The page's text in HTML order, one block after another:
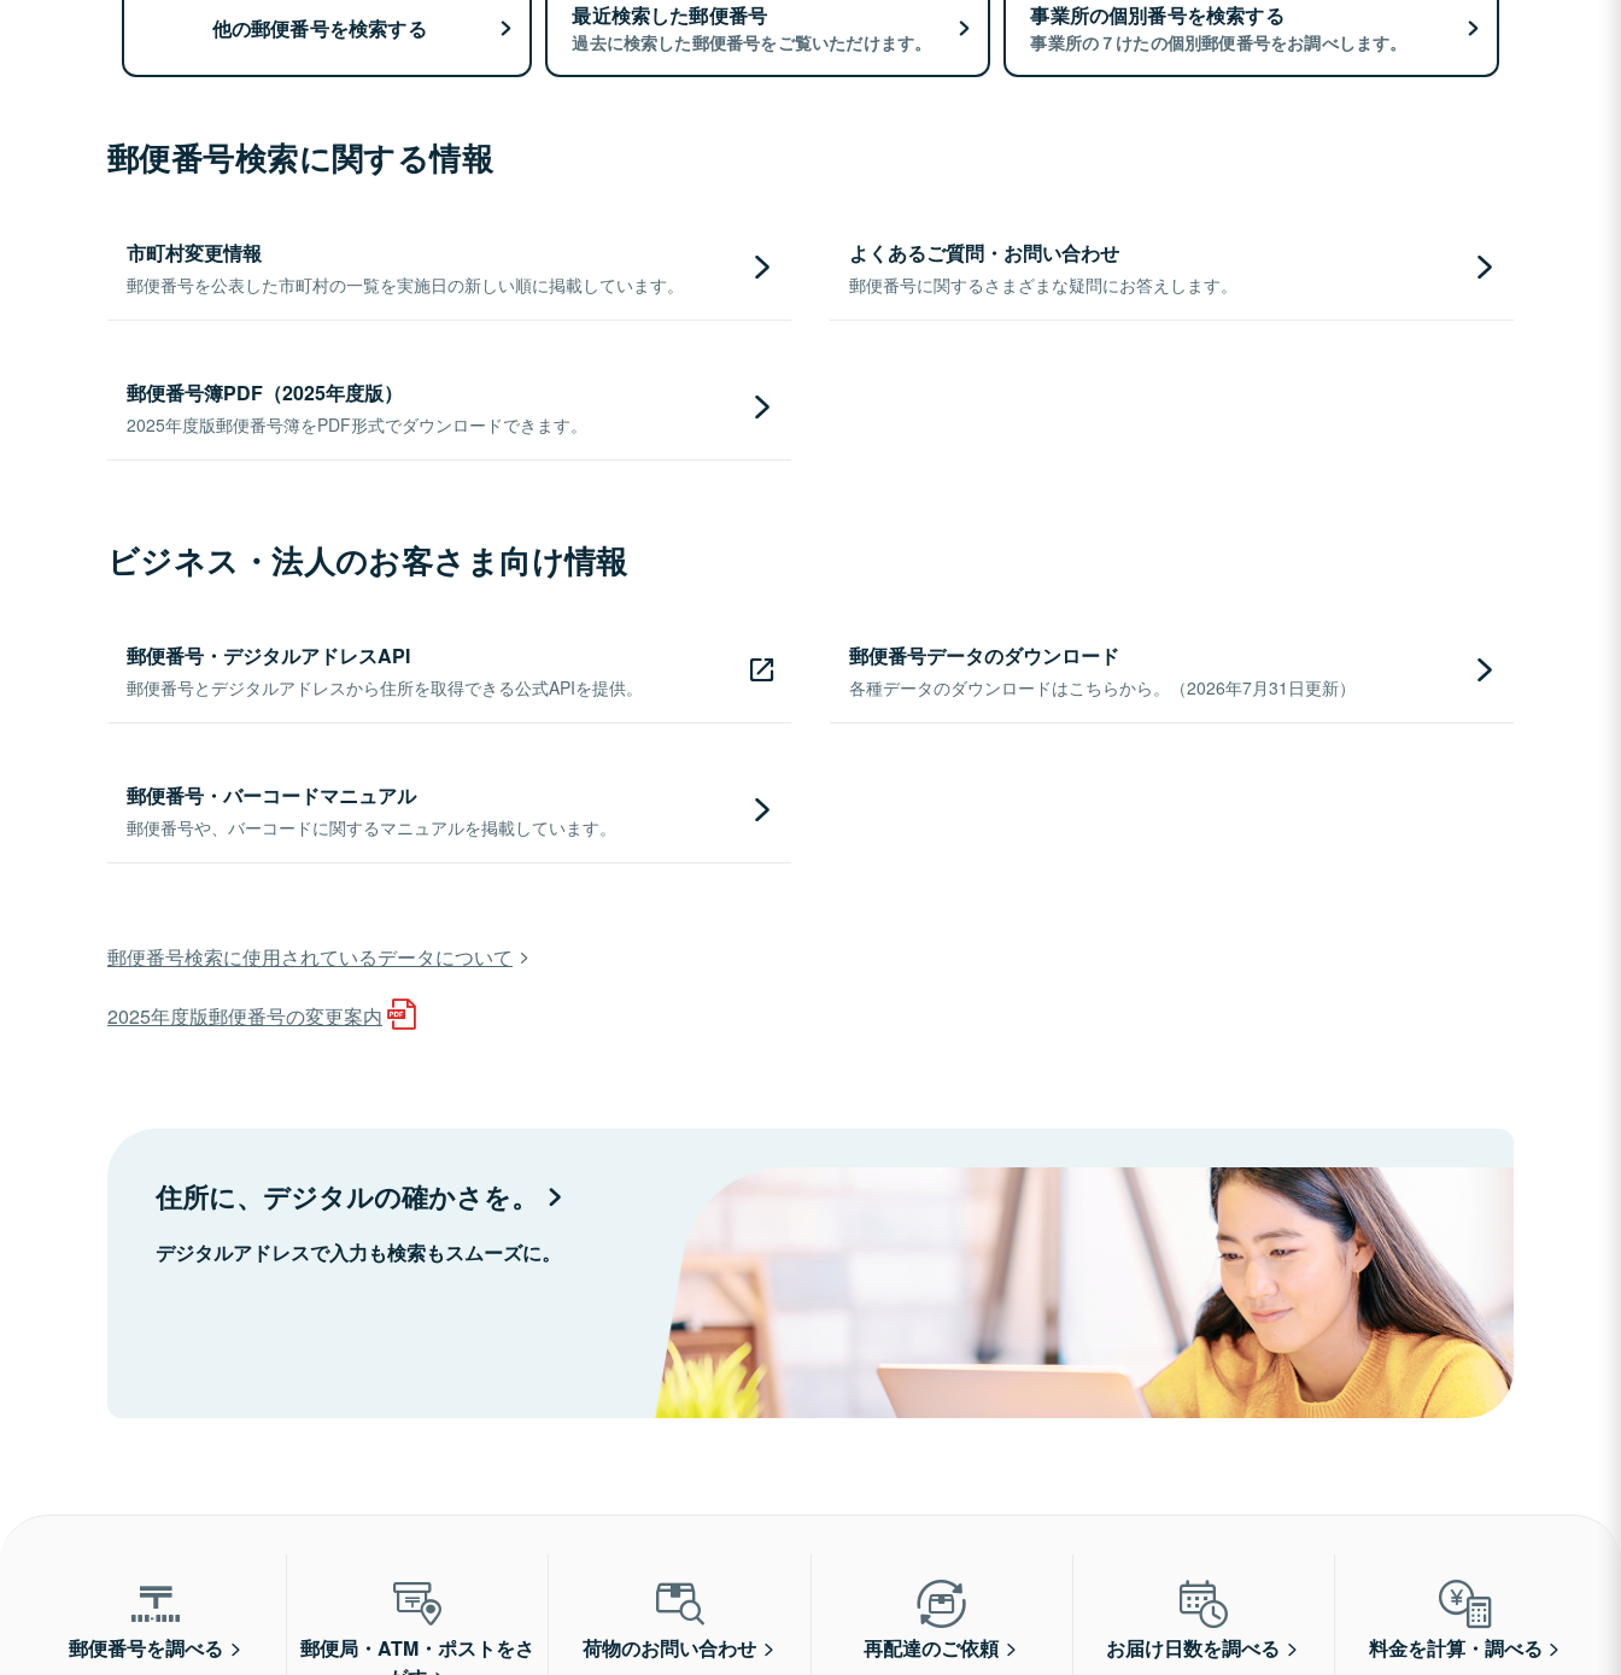
他の郵便番号を検索する 最近検索した郵便番号
過去に検索した郵便番号をご覧いただけます。
事業所の個別番号を検索する
事業所の７けたの個別郵便番号をお調べします。
郵便番号検索に関する情報
市町村変更情報
郵便番号を公表した市町村の一覧を実施日の新しい順に掲載しています。
よくあるご質問・お問い合わせ
郵便番号に関するさまざまな疑問にお答えします。
郵便番号簿PDF（2025年度版）
2025年度版郵便番号簿をPDF形式でダウンロードできます。
ビジネス・法人のお客さま向け情報
郵便番号・デジタルアドレスAPI
郵便番号とデジタルアドレスから住所を取得できる公式APIを提供。
郵便番号データのダウンロード
各種データのダウンロードはこちらから。（2026年7月31日更新）
郵便番号・バーコードマニュアル
郵便番号や、バーコードに関するマニュアルを掲載しています。
郵便番号検索に使用されているデータについて
2025年度版郵便番号の変更案内
住所に、デジタルの確かさを。
デジタルアドレスで入力も検索もスムーズに。
郵便番号を調べる
郵便局・ATM・ポストをさ
荷物のお問い合わせ 再配達のご依頼 お届け日数を調べる 料金を計算・調べる